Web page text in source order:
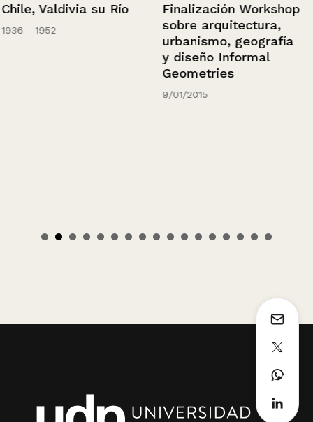
Chile, Valdivia su Río
1936 - 1952
Finalización Workshop
sobre arquitectura,
urbanismo, geografía
y diseño Informal
Geometries
9/01/2015